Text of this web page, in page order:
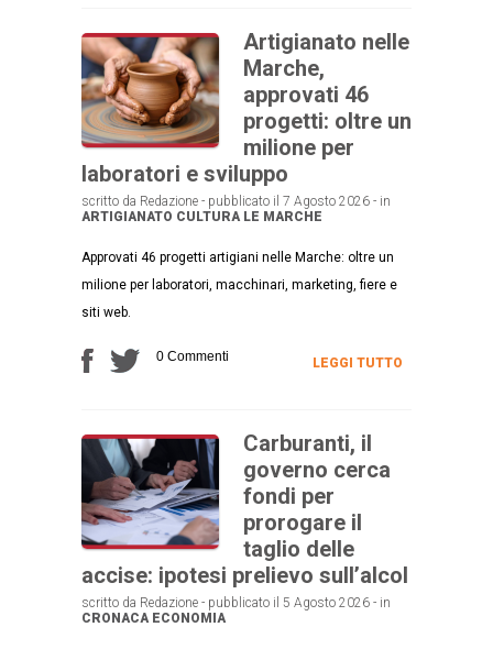
Artigianato nelle
Marche,
approvati 46
progetti: oltre un
milione per
laboratori e sviluppo
scritto da Redazione - pubblicato il 7 Agosto 2026 - in
ARTIGIANATO CULTURA LE MARCHE
Approvati 46 progetti artigiani nelle Marche: oltre un
milione per laboratori, macchinari, marketing, fiere e
siti web.
0 Commenti LEGGI TUTTO
Carburanti, il
governo cerca
fondi per
prorogare il
taglio delle
accise: ipotesi prelievo sull’alcol
scritto da Redazione - pubblicato il 5 Agosto 2026 - in
CRONACA ECONOMIA